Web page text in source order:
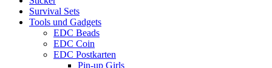
Survival Sets
Tools und Gadgets
EDC Beads
EDC Coin
EDC Postkarten
Pin-up Girls